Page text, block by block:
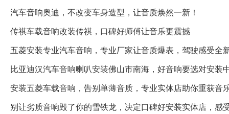
汽车音响奥迪，不改变车身造型，让音质焕然一新！
传祺车载音响改装传祺，口碑好师傅让音乐更震撼
五菱安装专业汽车音响，专业厂家让音质爆表，驾驶感受全
比亚迪汉汽车音响喇叭安装佛山市南海，好音响要选对安装
安装五菱车载音响，告别单薄音质，专业实体店助你重获音
别让劣质音响毁了你的雪铁龙，决定口碑好安装实体店，感